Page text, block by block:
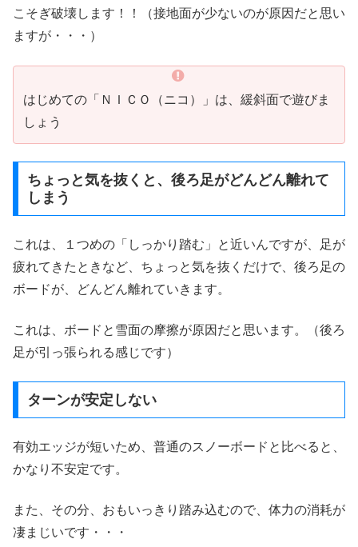
こそぎ破壊します！！（接地面が少ないのが原因だと思い
ますが・・・）
はじめての「ＮＩＣＯ（ニコ）」は、緩斜面で遊びま
しょう
ちょっと気を抜くと、後ろ足がどんどん離れて
しまう
これは、１つめの「しっかり踏む」と近いんですが、足が
疲れてきたときなど、ちょっと気を抜くだけで、後ろ足の
ボードが、どんどん離れていきます。
これは、ボードと雪面の摩擦が原因だと思います。（後ろ
足が引っ張られる感じです）
ターンが安定しない
有効エッジが短いため、普通のスノーボードと比べると、
かなり不安定です。
また、その分、おもいっきり踏み込むので、体力の消耗が
凄まじいです・・・